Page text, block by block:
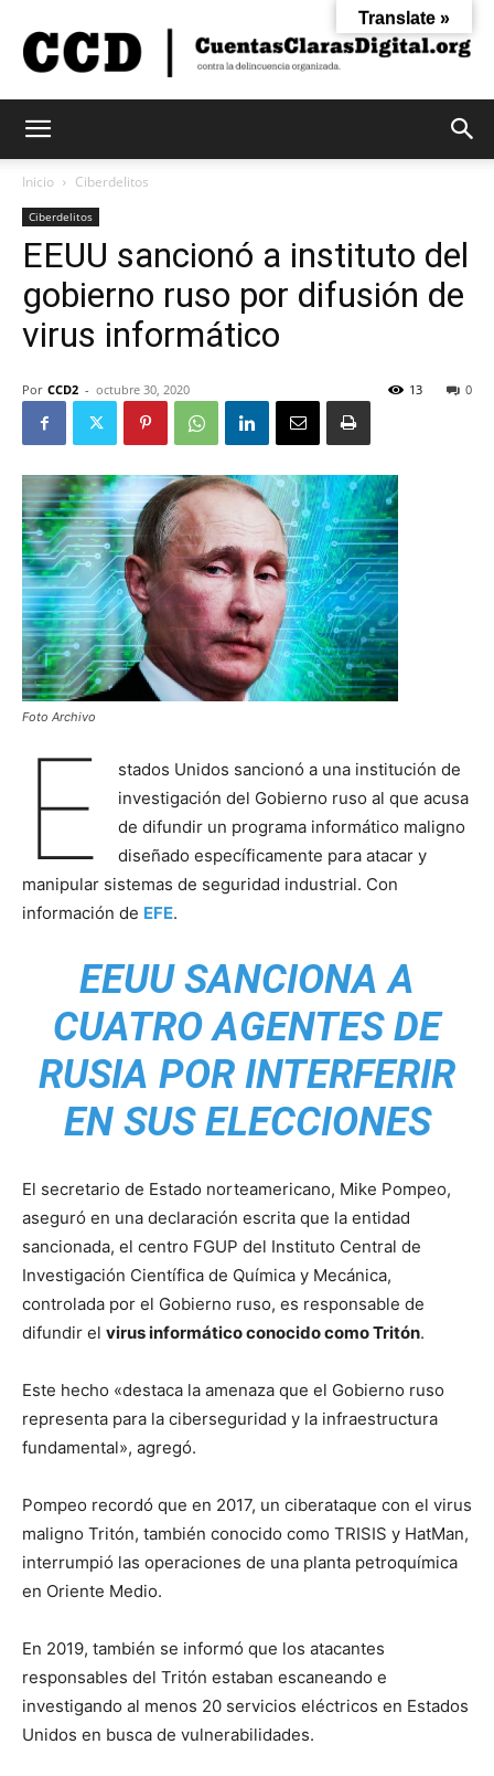
Claras
Digital
Inicio Ciberdelitos
Ciberdelitos
EEUU sancionó a instituto del
gobierno ruso por difusión de
virus informático
Por CCD2 - octubre 30, 2020 0
13
Foto Archivo
E
stados Unidos sancionó a una institución de
investigación del Gobierno ruso al que acusa
de difundir un programa informático maligno
diseñado específicamente para atacar y
manipular sistemas de seguridad industrial. Con
información de EFE.
EEUU SANCIONA A
CUATRO AGENTES DE
RUSIA POR INTERFERIR
EN SUS ELECCIONES
El secretario de Estado norteamericano, Mike Pompeo,
aseguró en una declaración escrita que la entidad
sancionada, el centro FGUP del Instituto Central de
Investigación Científica de Química y Mecánica,
controlada por el Gobierno ruso, es responsable de
difundir el virus informático conocido como Tritón.
Este hecho «destaca la amenaza que el Gobierno ruso
representa para la ciberseguridad y la infraestructura
fundamental», agregó.
Pompeo recordó que en 2017, un ciberataque con el virus
maligno Tritón, también conocido como TRISIS y HatMan,
interrumpió las operaciones de una planta petroquímica
en Oriente Medio.
En 2019, también se informó que los atacantes
responsables del Tritón estaban escaneando e
investigando al menos 20 servicios eléctricos en Estados
Unidos en busca de vulnerabilidades.
Translate »